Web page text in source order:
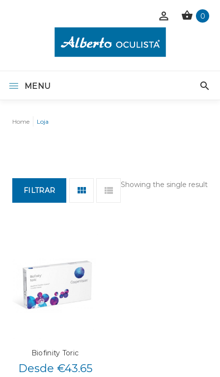
0
MENU
Home Loja
Showing the single result
FILTRAR
Biofinity Toric
Desde €43.65